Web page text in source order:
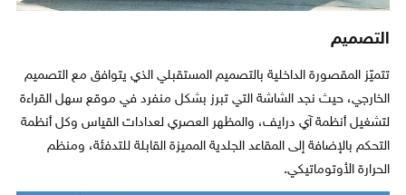
التصميم
تتميّز المقصورة الداخلية بالتصميم المستقبلي الذي يتوافق مع التصميم
الخارجي، حيث نجد الشاشة التي تبرز بشكل منفرد في موقع سهل القراءة
لتشغيل أنظمة آي درايف، والمظهر العصري لعدادات القياس وكل أنظمة
التحكم بالإضافة إلى المقاعد الجلدية المميزة القابلة للتدفئة، ومنظم
الحرارة الأوتوماتيكي.